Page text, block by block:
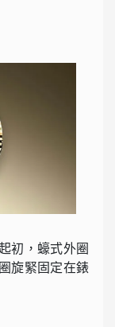
初，蠔式外圈
旋緊固定在錶